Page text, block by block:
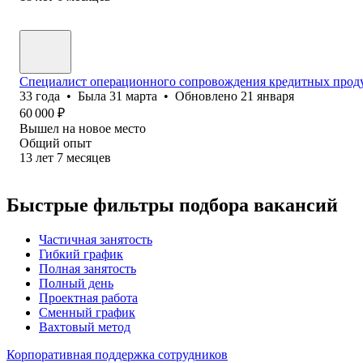
Специалист операционного сопровождения кредитных
33 года • Была 31 марта • Обновлено 21 января
60 000 ₽
Вышел на новое место
Общий опыт
13 лет 7 месяцев
Быстрые фильтры подбора вакансий
Частичная занятость
Гибкий график
Полная занятость
Полный день
Проектная работа
Сменный график
Вахтовый метод
Корпоративная поддержка сотрудников